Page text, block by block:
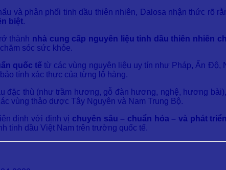
và phân phối tinh dầu thiên nhiên, Dalosa nhận thức rõ
biệt.
thành nhà cung cấp nguyên liệu tinh dầu thiên nhiên
sóc sức khỏe.
quốc tế từ các vùng nguyên liệu uy tín như Pháp, Ấn
tính xác thực của từng lô hàng.
đặc thù (như trầm hương, gỗ đàn hương, nghệ, hương
vùng thảo dược Tây Nguyên và Nam Trung Bộ.
định với định vị chuyên sâu – chuẩn hóa – và phát
tinh dầu Việt Nam trên trường quốc tế.